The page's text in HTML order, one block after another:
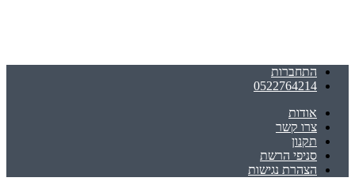
התחברות
0522764214
אודות
צרו קשר
תקנון
סניפי הרשת
הצהרת נגישות